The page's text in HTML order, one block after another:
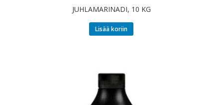
JUHLAMARINADI, 10 KG
Lisää koriin